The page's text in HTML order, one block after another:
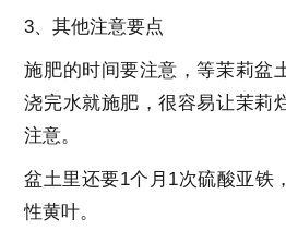
3、其他注意要点
施肥的时间要注意，等茉莉盆
浇完水就施肥，很容易让茉莉
注意。
盆土里还要1个月1次硫酸亚铁
性黄叶。